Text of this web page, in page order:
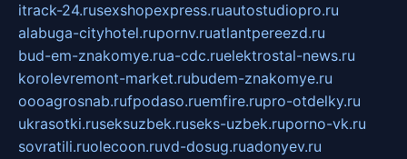
itrack-24.rusexshopexpress.ruautostudiopro.ru
alabuga-cityhotel.rupornv.ruatlantpereezd.ru
bud-em-znakomye.rua-cdc.ruelektrostal-news.ru
korolevremont-market.rubudem-znakomye.ru
oooagrosnab.rufpodaso.ruemfire.rupro-otdelky.ru
ukrasotki.ruseksuzbek.ruseks-uzbek.ruporno-vk.ru
sovratili.ruolecoon.ruvd-dosug.ruadonyev.ru